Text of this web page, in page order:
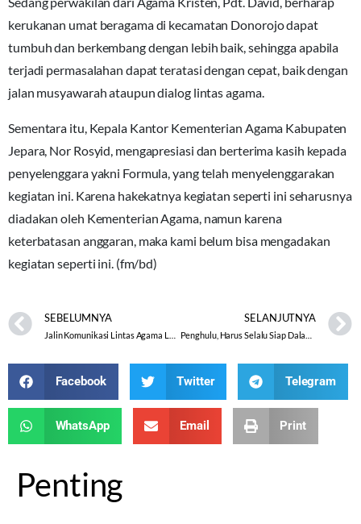
kerukanan umat beragama di kecamatan Donorojo dapat
tumbuh dan berkembang dengan lebih baik, sehingga apabila
terjadi permasalahan dapat teratasi dengan cepat, baik dengan
jalan musyawarah ataupun dialog lintas agama.
Sementara itu, Kepala Kantor Kementerian Agama Kabupaten
Jepara, Nor Rosyid, mengapresiasi dan berterima kasih kepada
penyelenggara yakni Formula, yang telah menyelenggarakan
kegiatan ini. Karena hakekatnya kegiatan seperti ini seharusnya
diadakan oleh Kementerian Agama, namun karena
keterbatasan anggaran, maka kami belum bisa mengadakan
kegiatan seperti ini. (fm/bd)
SEBELUMNYA SELANJUTNYA
Facebook Twitter Telegram
WhatsApp Email Print
Penting